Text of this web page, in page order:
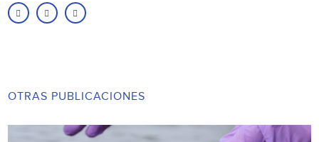
OTRAS PUBLICACIONES